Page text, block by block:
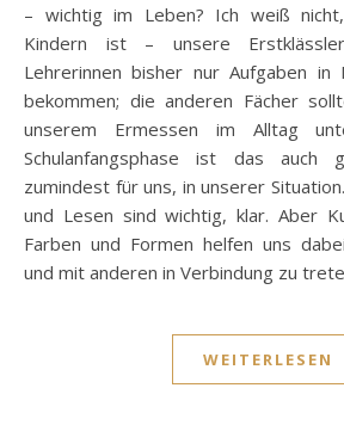
– wichtig im Leben? Ich weiß
Kindern ist – unsere
Lehrerinnen bisher nur Aufgaben in
bekommen; die anderen Fächer
unserem Ermessen im Alltag
Schulanfangsphase ist das auch
zumindest für uns, in unserer
und Lesen sind wichtig, klar. Aber
Farben und Formen helfen uns
und mit anderen in Verbindung zu
WEITERLESEN